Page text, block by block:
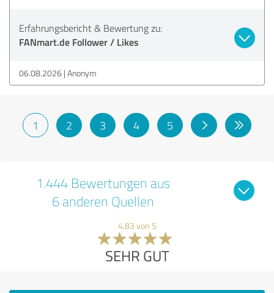
Erfahrungsbericht & Bewertung zu:
FANmart.de Follower / Likes
06.08.2026 Anonym
1 2 3 4 5
1.444 Bewertungen aus
6 anderen Quellen
4,83 von 5
SEHR GUT